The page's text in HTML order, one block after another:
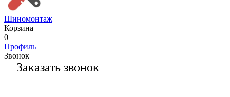
Шиномонтаж
Корзина
0
Профиль
Звонок
Заказать звонок